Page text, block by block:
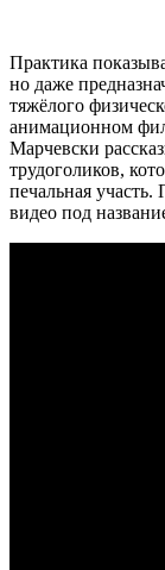
Практика
но даже
тяжёлого
анимационном
Марчевски
трудоголиков,
печальная
видео под